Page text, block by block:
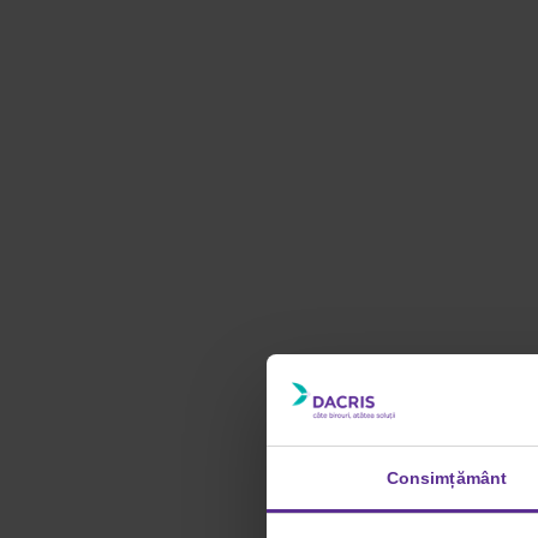
Consimțământ